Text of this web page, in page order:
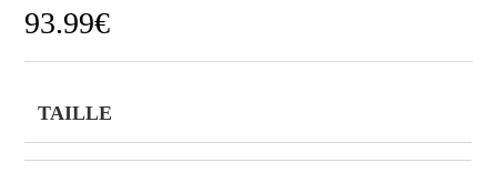
93.99€
TAILLE